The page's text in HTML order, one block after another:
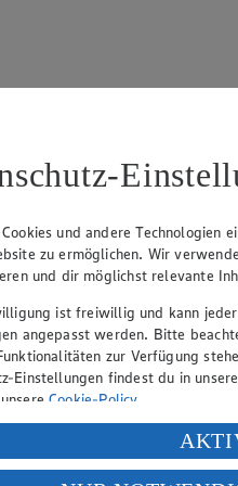
Claus Hollinger
gewährt Ihnen jedoch das
und Vervielfältigung von
hin, dass wir nicht an
und andere Technologien
zu ermöglichen. Wir
und dir möglichst relevante
ist freiwillig und kann
angepasst werden. Bitte
zur Verfügung
Einstellungen findest du in
Cookie-Policy.
deiner personenbezogenen
„Aktivieren“ klickst, willigst du